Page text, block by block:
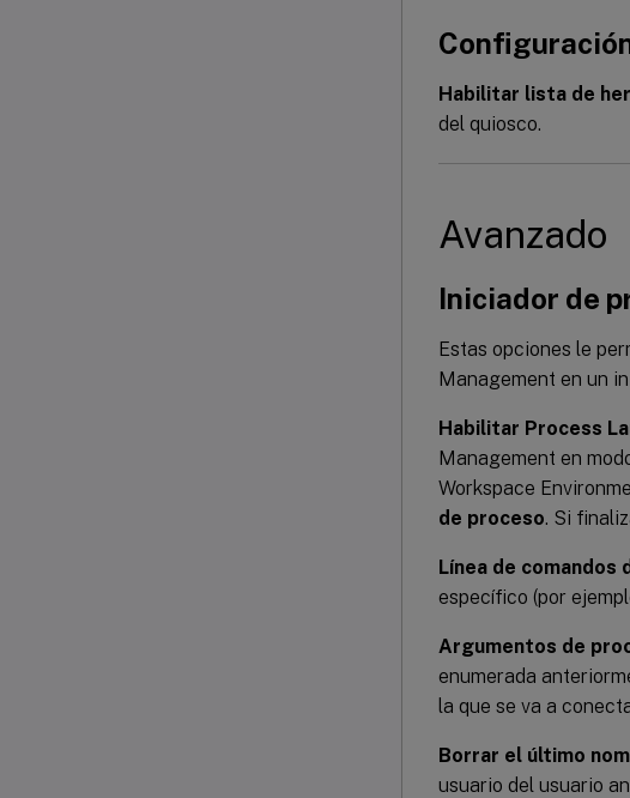
Habilitar lista de
del quiosco.
Avanzado
Iniciador de
Estas opciones le
Management en un
Habilitar Process
Management en
Workspace
de proceso. Si
Línea de comandos
específico (por
Argumentos de
enumerada
la que se va a
Borrar el último
usuario del usuario